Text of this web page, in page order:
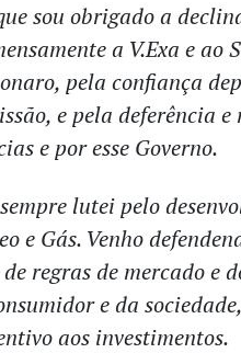
sou obrigado a
a V.Exa e ao
pela confiança
e pela deferência e
e por esse Governo.
lutei pelo
e Gás. Venho
regras de mercado e
e da
aos investimentos.